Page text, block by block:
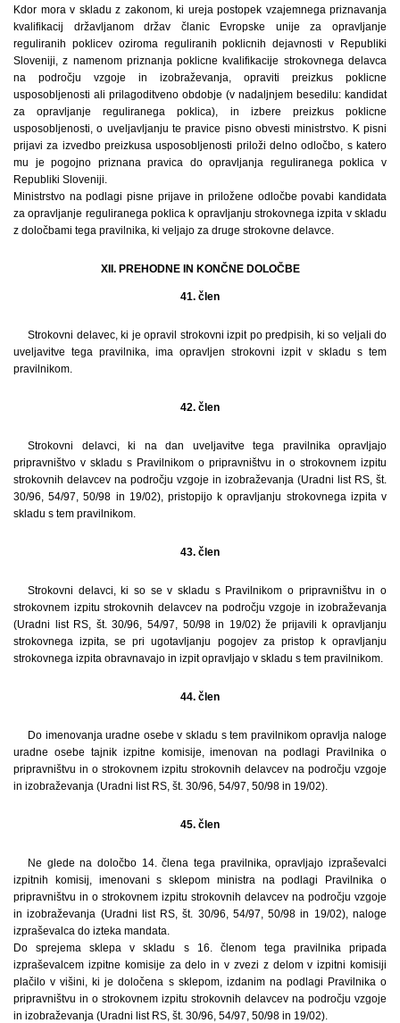
Kdor mora v skladu z zakonom, ki ureja postopek vzajemnega priznavanja
kvalifikacij državljanom držav članic Evropske unije za opravljanje
reguliranih poklicev oziroma reguliranih poklicnih dejavnosti v Republiki
Sloveniji, z namenom priznanja poklicne kvalifikacije strokovnega delavca
na področju vzgoje in izobraževanja, opraviti preizkus poklicne
usposobljenosti ali prilagoditveno obdobje (v nadaljnjem besedilu: kandidat
za opravljanje reguliranega poklica), in izbere preizkus poklicne
usposobljenosti, o uveljavljanju te pravice pisno obvesti ministrstvo. K pisni
prijavi za izvedbo preizkusa usposobljenosti priloži delno odločbo, s katero
mu je pogojno priznana pravica do opravljanja reguliranega poklica v
Republiki Sloveniji.
Ministrstvo na podlagi pisne prijave in priložene odločbe povabi kandidata
za opravljanje reguliranega poklica k opravljanju strokovnega izpita v skladu
z določbami tega pravilnika, ki veljajo za druge strokovne delavce.
XII. PREHODNE IN KONČNE DOLOČBE
41. člen
Strokovni delavec, ki je opravil strokovni izpit po predpisih, ki so veljali do
uveljavitve tega pravilnika, ima opravljen strokovni izpit v skladu s tem
pravilnikom.
42. člen
Strokovni delavci, ki na dan uveljavitve tega pravilnika opravljajo
pripravništvo v skladu s Pravilnikom o pripravništvu in o strokovnem izpitu
strokovnih delavcev na področju vzgoje in izobraževanja (Uradni list RS, št.
30/96, 54/97, 50/98 in 19/02), pristopijo k opravljanju strokovnega izpita v
skladu s tem pravilnikom.
43. člen
Strokovni delavci, ki so se v skladu s Pravilnikom o pripravništvu in o
strokovnem izpitu strokovnih delavcev na področju vzgoje in izobraževanja
(Uradni list RS, št. 30/96, 54/97, 50/98 in 19/02) že prijavili k opravljanju
strokovnega izpita, se pri ugotavljanju pogojev za pristop k opravljanju
strokovnega izpita obravnavajo in izpit opravljajo v skladu s tem pravilnikom.
44. člen
Do imenovanja uradne osebe v skladu s tem pravilnikom opravlja naloge
uradne osebe tajnik izpitne komisije, imenovan na podlagi Pravilnika o
pripravništvu in o strokovnem izpitu strokovnih delavcev na področju vzgoje
in izobraževanja (Uradni list RS, št. 30/96, 54/97, 50/98 in 19/02).
45. člen
Ne glede na določbo 14. člena tega pravilnika, opravljajo izpraševalci
izpitnih komisij, imenovani s sklepom ministra na podlagi Pravilnika o
pripravništvu in o strokovnem izpitu strokovnih delavcev na področju vzgoje
in izobraževanja (Uradni list RS, št. 30/96, 54/97, 50/98 in 19/02), naloge
izpraševalca do izteka mandata.
Do sprejema sklepa v skladu s 16. členom tega pravilnika pripada
izpraševalcem izpitne komisije za delo in v zvezi z delom v izpitni komisiji
plačilo v višini, ki je določena s sklepom, izdanim na podlagi Pravilnika o
pripravništvu in o strokovnem izpitu strokovnih delavcev na področju vzgoje
in izobraževanja (Uradni list RS, št. 30/96, 54/97, 50/98 in 19/02).